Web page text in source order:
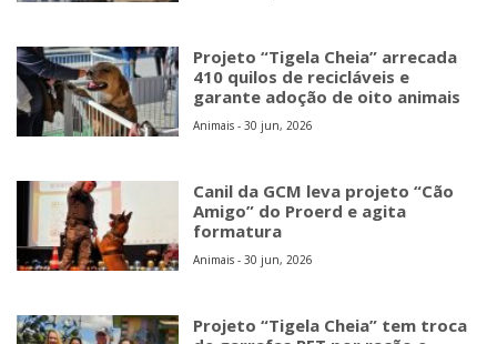
Projeto “Tigela Cheia” arrecada
410 quilos de recicláveis e
garante adoção de oito animais
Animais - 30 jun, 2026
Canil da GCM leva projeto “Cão
Amigo” do Proerd e agita
formatura
Animais - 30 jun, 2026
Projeto “Tigela Cheia” tem troca